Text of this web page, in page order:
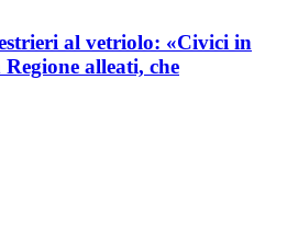
al vetriolo: «Civici in
alleati, che